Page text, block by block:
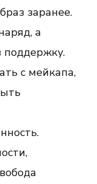
заранее.
а
поддержку.
с мейкапа,